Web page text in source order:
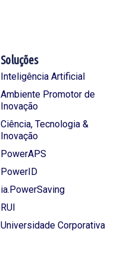
Soluções
Inteligência Artificial
Ambiente Promotor de
Inovação
Ciência, Tecnologia &
Inovação
PowerAPS
PowerID
ia.PowerSaving
RUI
Universidade Corporativa